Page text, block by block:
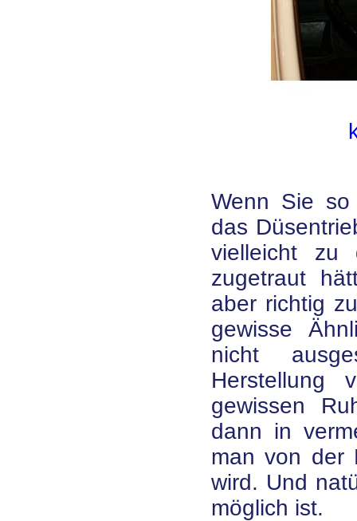
Wenn Sie
das
vielleicht zu
zugetraut
aber richtig
gewisse
nicht
Herstellung
gewissen
dann in
man von der
wird. Und
möglich ist.